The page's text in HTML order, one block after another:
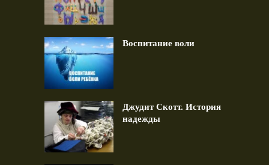
Воспитание воли
Джудит Скотт. История
надежды